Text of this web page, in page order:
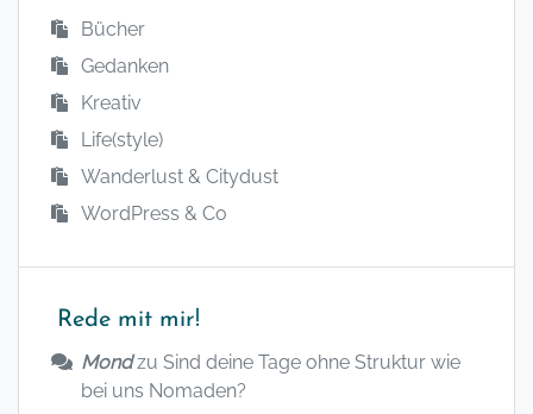
Bücher
Gedanken
Kreativ
Life(style)
Wanderlust & Citydust
WordPress & Co
Rede mit mir!
Mondzu Sind deine Tage ohne Struktur wie
bei uns Nomaden?